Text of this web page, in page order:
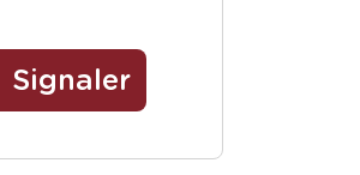
Signaler